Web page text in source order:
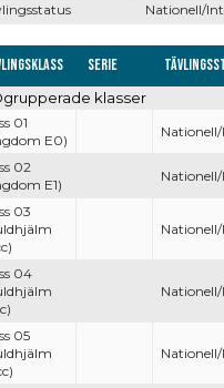
Nationell/
Serie
klasser
01
E0)
02
E1)
03
04
05